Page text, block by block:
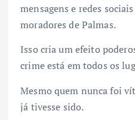
mensagens e redes
moradores de Palmas.
Isso cria um efeito
crime está em todos os
Mesmo quem nunca foi
já tivesse sido.